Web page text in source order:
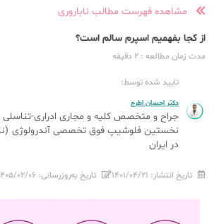
مشاهده فهرست مطالب ناباروری
از کجا بفهمیم اسپرم سالم است؟
مدت زمان مطالعه : 2 دقیقه
تایید شده توسط:
دکتر احسان اطرج
جراح و متخصص کلیه و مجاری ادراری-تناسلی
نخستین فلوشیپ فوق تخصصی آندرولوژی
در ایران
تاریخ انتشار: ۱۴۰۱/۰۴/۲۱ تاریخ به‌روزرسانی: ۱۴۰۵/۰۲/